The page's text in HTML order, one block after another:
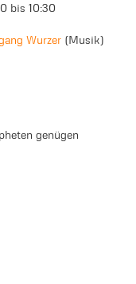
bis 10:30
Wurzer Musik
genügen